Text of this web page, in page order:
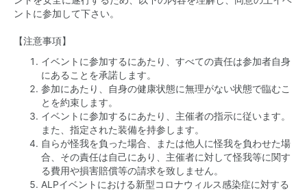
ントに参加して下さい。
【注意事項】
イベントに参加するにあたり、すべての責任は参加者自身
にあることを承諾します。
参加にあたり、自身の健康状態に無理がない状態で臨むこ
とを約束します。
イベントに参加するにあたり、主催者の指示に従います。
また、指定された装備を持参します。
自らが怪我を負った場合、または他人に怪我を負わせた場
合、その責任は自己にあり、主催者に対して怪我等に関す
る費用や損害賠償等の請求を致しません。
ALPイベントにおける新型コロナウィルス感染症に対する